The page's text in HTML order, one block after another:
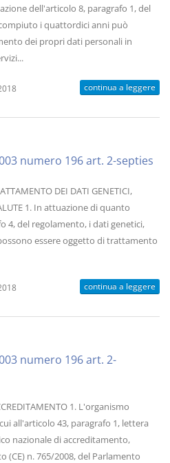
dell'articolo 8, paragrafo 1, del
i quattordici anni può
dei propri dati personali in
continua a leggere
numero 196 art. 2-septies
DEI DATI GENETICI,
1. In attuazione di quanto
4, del regolamento, i dati genetici,
essere oggetto di trattamento
continua a leggere
numero 196 art. 2-
1. L'organismo
all'articolo 43, paragrafo 1, lettera
nazionale di accreditamento,
(CE) n. 765/2008, del Parlamento